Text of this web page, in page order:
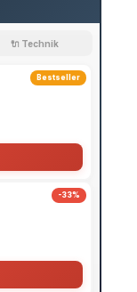
🔌 Technik
Bestseller
-33%